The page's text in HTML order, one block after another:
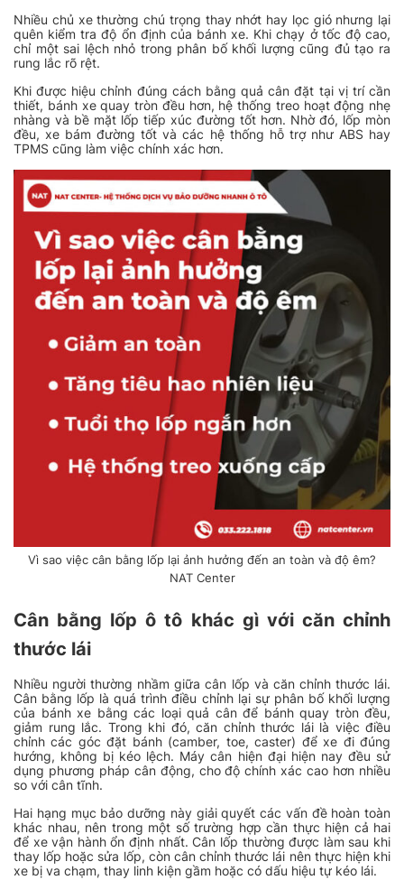
Nhiều chủ xe thường chú trọng thay nhớt hay lọc gió nhưng lại
quên kiểm tra độ ổn định của bánh xe. Khi chạy ở tốc độ cao,
chỉ một sai lệch nhỏ trong phân bố khối lượng cũng đủ tạo ra
rung lắc rõ rệt.
Khi được hiệu chỉnh đúng cách bằng quả cân đặt tại vị trí cần
thiết, bánh xe quay tròn đều hơn, hệ thống treo hoạt động nhẹ
nhàng và bề mặt lốp tiếp xúc đường tốt hơn. Nhờ đó, lốp mòn
đều, xe bám đường tốt và các hệ thống hỗ trợ như ABS hay
TPMS cũng làm việc chính xác hơn.
Vì sao việc cân bằng lốp lại ảnh hưởng đến an toàn và độ êm?
NAT Center
Cân bằng lốp ô tô khác gì với căn chỉnh
thước lái
Nhiều người thường nhầm giữa cân lốp và căn chỉnh thước lái.
Cân bằng lốp là quá trình điều chỉnh lại sự phân bố khối lượng
của bánh xe bằng các loại quả cân để bánh quay tròn đều,
giảm rung lắc. Trong khi đó, căn chỉnh thước lái là việc điều
chỉnh các góc đặt bánh (camber, toe, caster) để xe đi đúng
hướng, không bị kéo lệch. Máy cân hiện đại hiện nay đều sử
dụng phương pháp cân động, cho độ chính xác cao hơn nhiều
so với cân tĩnh.
Hai hạng mục bảo dưỡng này giải quyết các vấn đề hoàn toàn
khác nhau, nên trong một số trường hợp cần thực hiện cả hai
để xe vận hành ổn định nhất. Cân lốp thường được làm sau khi
thay lốp hoặc sửa lốp, còn cân chỉnh thước lái nên thực hiện khi
xe bị va chạm, thay linh kiện gầm hoặc có dấu hiệu tự kéo lái.